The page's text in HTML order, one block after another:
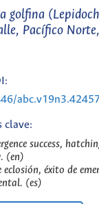
golfina
Pacífico
clave:
success,
(en)
éxito de
(es)